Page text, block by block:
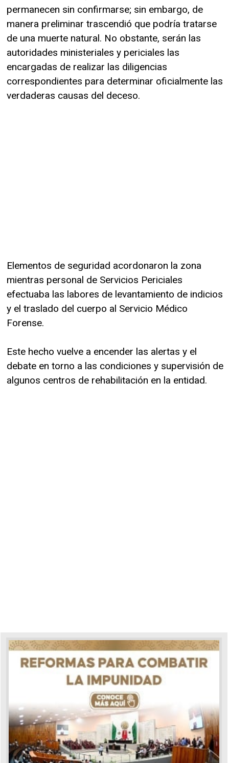
permanecen sin confirmarse; sin embargo, de
manera preliminar trascendió que podría tratarse
de una muerte natural. No obstante, serán las
autoridades ministeriales y periciales las
encargadas de realizar las diligencias
correspondientes para determinar oficialmente las
verdaderas causas del deceso.
Elementos de seguridad acordonaron la zona
mientras personal de Servicios Periciales
efectuaba las labores de levantamiento de indicios
y el traslado del cuerpo al Servicio Médico
Forense.
Este hecho vuelve a encender las alertas y el
debate en torno a las condiciones y supervisión de
algunos centros de rehabilitación en la entidad.